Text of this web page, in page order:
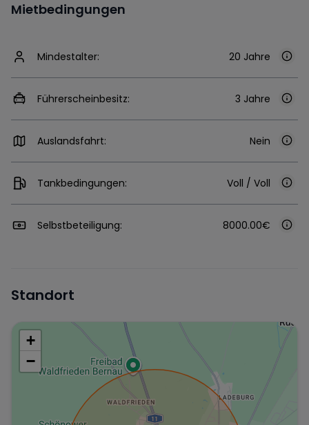
Mietbedingungen
Mindestalter: 20 Jahre
Führerscheinbesitz: 3 Jahre
Auslandsfahrt: Nein
Tankbedingungen: Voll / Voll
Selbstbeteiligung: 8000.00€
Standort
+
−